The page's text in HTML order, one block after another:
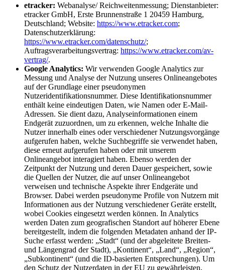
etracker: Webanalyse/ Reichweitenmessung; Dienstanbieter:
etracker GmbH, Erste Brunnenstraße 1 20459 Hamburg,
Deutschland; Website: https://www.etracker.com;
Datenschutzerklärung:
https://www.etracker.com/datenschutz/;
Auftragsverarbeitungsvertrag: https://www.etracker.com/av-
vertrag/.
Google Analytics: Wir verwenden Google Analytics zur
Messung und Analyse der Nutzung unseres Onlineangebotes
auf der Grundlage einer pseudonymen
Nutzeridentifikationsnummer. Diese Identifikationsnummer
enthält keine eindeutigen Daten, wie Namen oder E-Mail-
Adressen. Sie dient dazu, Analyseinformationen einem
Endgerät zuzuordnen, um zu erkennen, welche Inhalte die
Nutzer innerhalb eines oder verschiedener Nutzungsvorgänge
aufgerufen haben, welche Suchbegriffe sie verwendet haben,
diese erneut aufgerufen haben oder mit unserem
Onlineangebot interagiert haben. Ebenso werden der
Zeitpunkt der Nutzung und deren Dauer gespeichert, sowie
die Quellen der Nutzer, die auf unser Onlineangebot
verweisen und technische Aspekte ihrer Endgeräte und
Browser. Dabei werden pseudonyme Profile von Nutzern mit
Informationen aus der Nutzung verschiedener Geräte erstellt,
wobei Cookies eingesetzt werden können. In Analytics
werden Daten zum geografischen Standort auf höherer Ebene
bereitgestellt, indem die folgenden Metadaten anhand der IP-
Suche erfasst werden: „Stadt“ (und der abgeleitete Breiten-
und Längengrad der Stadt), „Kontinent“, „Land“, „Region“,
„Subkontinent“ (und die ID-basierten Entsprechungen). Um
den Schutz der Nutzerdaten in der EU zu gewährleisten,